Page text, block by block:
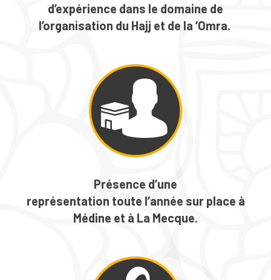
d’expérience dans le domaine de
l’organisation du Hajj et de la ‘Omra.
Présence d’une
représentation toute l’année sur place à
Médine et à La Mecque.